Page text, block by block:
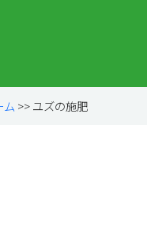
ム >> ユズの施肥